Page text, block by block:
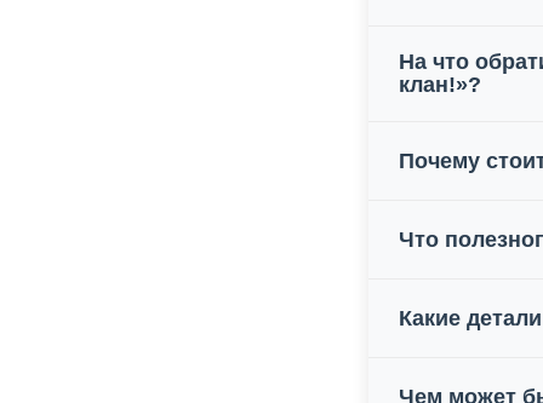
На что
клан!»?
Почему
Что
Какие
Чем может